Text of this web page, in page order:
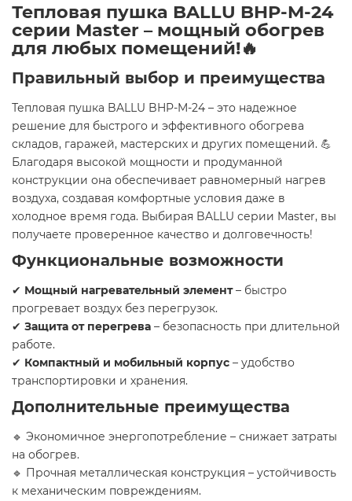
Тепловая пушка BALLU BHP-M-24
серии Master – мощный обогрев
для любых помещений!🔥
Правильный выбор и преимущества
Тепловая пушка BALLU BHP-M-24 – это надежное
решение для быстрого и эффективного обогрева
складов, гаражей, мастерских и других помещений. 💪
Благодаря высокой мощности и продуманной
конструкции она обеспечивает равномерный нагрев
воздуха, создавая комфортные условия даже в
холодное время года. Выбирая BALLU серии Master, вы
получаете проверенное качество и долговечность!
Функциональные возможности
✔ Мощный нагревательный элемент– быстро
прогревает воздух без перегрузок.
✔ Защита от перегрева – безопасность при длительной
работе.
✔ Компактный и мобильный корпус – удобство
транспортировки и хранения.
Дополнительные преимущества
🔹 Экономичное энергопотребление – снижает затраты
на обогрев.
🔹 Прочная металлическая конструкция – устойчивость
к механическим повреждениям.